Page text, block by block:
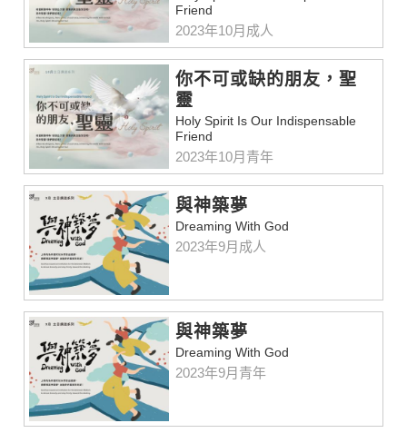
Friend
2023年10月成人
你不可或缺的朋友，聖
靈
Holy Spirit Is Our Indispensable
Friend
2023年10月青年
與神築夢
Dreaming With God
2023年9月成人
與神築夢
Dreaming With God
2023年9月青年